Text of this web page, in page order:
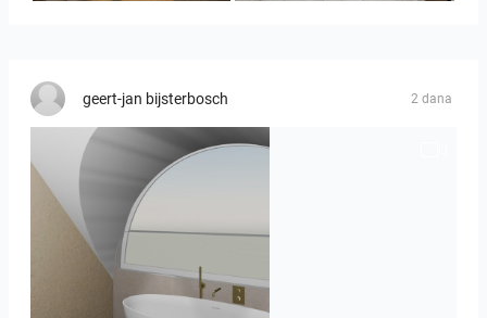
geert-jan bijsterbosch 2 dana